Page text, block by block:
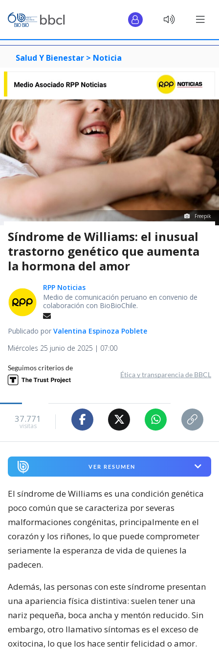
Salud Y Bienestar > Noticia
Freepik
Síndrome de Williams: el inusual
trastorno genético que aumenta
la hormona del amor
RPP Noticias
Medio de comunicación peruano en convenio de
colaboración con BioBioChile.
Publicado por Valentina Espinoza Poblete
Miércoles 25 junio de 2025 | 07:00
Seguimos criterios de
Ética y transparencia de BBCL
37.771
visitas
VER RESUMEN
El síndrome de Williams es una condición genética
poco común que se caracteriza por severas
malformaciones congénitas, principalmente en el
corazón y los riñones, lo que puede comprometer
seriamente la esperanza de vida de quienes la
padecen.
Además, las personas con este síndrome presentan
una apariencia física distintiva: suelen tener una
nariz pequeña, boca ancha y mentón reducido. Sin
embargo, otro llamativo síntomas es el exceso de
oxitocina, lo que los hace sentir felicidad o amor.